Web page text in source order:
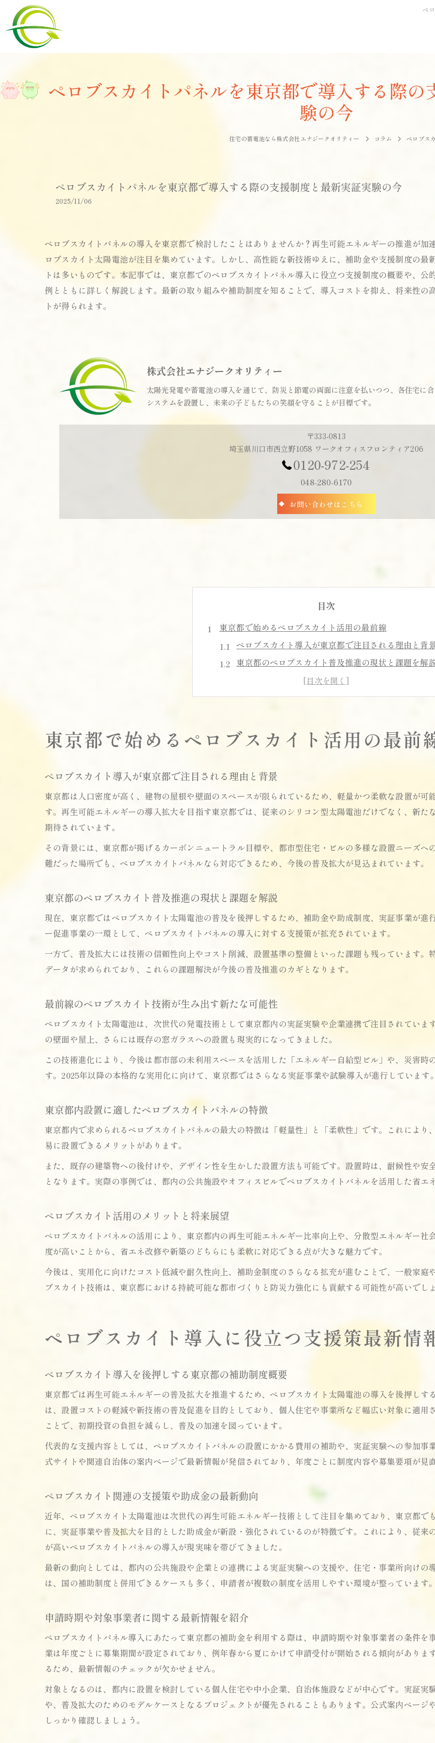
ペ
ペロブスカイトパネルを東京都で導入する際の
験の今
住宅の蓄電池なら株式会社エナジークオリティー コラム ペロブス
ペロブスカイトパネルを東京都で導入する際の支援制度と最新実証実験の今
2025/11/06
ペロブスカイトパネルの導入を東京都で検討したことはありませんか？再生可能エネルギーの推進が
ロブスカイト太陽電池が注目を集めています。しかし、高性能な新技術ゆえに、補助金や支援制度の
トは多いものです。本記事では、東京都でのペロブスカイトパネル導入に役立つ支援制度の概要や、
例とともに詳しく解説します。最新の取り組みや補助制度を知ることで、導入コストを抑え、将来性
トが得られます。
株式会社エナジークオリティー
太陽光発電や蓄電池の導入を通じて、防災と節電の両面に注意を払いつつ、各住宅に
システムを設置し、未来の子どもたちの笑顔を守ることが目標です。
〒333-0813
埼玉県川口市西立野1058 ワークオフィスフロンティア206
0120-972-254
048-280-6170
お問い合わせはこちら
目次
東京都で始めるペロブスカイト活用の最前線
ペロブスカイト導入が東京都で注目される理由と背
東京都のペロブスカイト普及推進の現状と課題を解
最前線のペロブスカイト技術が生み出す新たな可能
東京都内設置に適したペロブスカイトパネルの特徴
ペロブスカイト導入に役立つ支援策最新情報
ペロブスカイト導入を後押しする東京都の補助制度
申請時期や対象事業者に関する最新情報を紹介
ペロブスカイト支援策を活用するコツと注意点
都の支援策でペロブスカイト導入コストを抑える方
ペロブスカイトパネル選びで重視すべきポイント
補助金利用時のペロブスカイトパネル導入手順
東京都のペロブスカイト実証実験の現状と成果
実証実験で明らかになったペロブスカイトの実力
東京都のエネルギー革新を支える実証実験とは
ペロブスカイト実験の社会実装に向けた課題
普及拡大へ導くペロブスカイトの技術動向
ペロブスカイト普及を加速させる最新技術とは
インクジェット技術など新たな開発動向を解説
ペロブスカイトの耐久性と発電効率の進化
普及拡大へ向けたペロブスカイトの課題と対策
ペロブスカイト太陽電池が注目される理由
軽量性と設置自由度が生み出す新たな価値
東京都での導入が加速するペロブスカイトの魅力
東京都で始めるペロブスカイト活用の最前
ペロブスカイト導入が東京都で注目される理由と背景
東京都は人口密度が高く、建物の屋根や壁面のスペースが限られているため、軽量かつ柔軟な設置が
す。再生可能エネルギーの導入拡大を目指す東京都では、従来のシリコン型太陽電池だけでなく、新
期待されています。
その背景には、東京都が掲げるカーボンニュートラル目標や、都市型住宅・ビルの多様な設置ニーズ
難だった場所でも、ペロブスカイトパネルなら対応できるため、今後の普及拡大が見込まれています。
東京都のペロブスカイト普及推進の現状と課題を解説
現在、東京都ではペロブスカイト太陽電池の普及を後押しするため、補助金や助成制度、実証事業が
ー促進事業の一環として、ペロブスカイトパネルの導入に対する支援策が拡充されています。
一方で、普及拡大には技術の信頼性向上やコスト削減、設置基準の整備といった課題も残っています
データが求められており、これらの課題解決が今後の普及推進のカギとなります。
最前線のペロブスカイト技術が生み出す新たな可能性
ペロブスカイト太陽電池は、次世代の発電技術として東京都内の実証実験や企業連携で注目されてい
の壁面や屋上、さらには既存の窓ガラスへの設置も現実的になってきました。
この技術進化により、今後は都市部の未利用スペースを活用した「エネルギー自給型ビル」や、災害
す。2025年以降の本格的な実用化に向けて、東京都ではさらなる実証事業や試験導入が進行しています
東京都内設置に適したペロブスカイトパネルの特徴
東京都内で求められるペロブスカイトパネルの最大の特徴は「軽量性」と「柔軟性」です。これによ
易に設置できるメリットがあります。
また、既存の建築物への後付けや、デザイン性を生かした設置方法も可能です。設置時は、耐候性や
となります。実際の事例では、都内の公共施設やオフィスビルでペロブスカイトパネルを活用した省
ペロブスカイト活用のメリットと将来展望
ペロブスカイトパネルの活用により、東京都内の再生可能エネルギー比率向上や、分散型エネルギー
度が高いことから、省エネ改修や新築のどちらにも柔軟に対応できる点が大きな魅力です。
今後は、実用化に向けたコスト低減や耐久性向上、補助金制度のさらなる拡充が進むことで、一般家
ブスカイト技術は、東京都における持続可能な都市づくりと防災力強化にも貢献する可能性が高いでし
ペロブスカイト導入に役立つ支援策最新情
ペロブスカイト導入を後押しする東京都の補助制度概要
東京都では再生可能エネルギーの普及拡大を推進するため、ペロブスカイト太陽電池の導入を後押し
は、設置コストの軽減や新技術の普及促進を目的としており、個人住宅や事業所など幅広い対象に適
ことで、初期投資の負担を減らし、普及の加速を図っています。
代表的な支援内容としては、ペロブスカイトパネルの設置にかかる費用の補助や、実証実験への参加
式サイトや関連自治体の案内ページで最新情報が発信されており、年度ごとに制度内容や募集要項が見
ペロブスカイト関連の支援策や助成金の最新動向
近年、ペロブスカイト太陽電池は次世代の再生可能エネルギー技術として注目を集めており、東京都で
に、実証事業や普及拡大を目的とした助成金が新設・強化されているのが特徴です。これにより、従
が高いペロブスカイトパネルの導入が現実味を帯びてきました。
最新の動向としては、都内の公共施設や企業との連携による実証実験への支援や、住宅・事業所向け
は、国の補助制度と併用できるケースも多く、申請者が複数の制度を活用しやすい環境が整っています
申請時期や対象事業者に関する最新情報を紹介
ペロブスカイトパネル導入にあたって東京都の補助金を利用する際は、申請時期や対象事業者の条件
業は年度ごとに募集期間が設定されており、例年春から夏にかけて申請受付が開始される傾向があり
るため、最新情報のチェックが欠かせません。
対象となるのは、都内に設置を検討している個人住宅や中小企業、自治体施設などが中心です。実証実
や、普及拡大のためのモデルケースとなるプロジェクトが優先されることもあります。公式案内ペー
しっかり確認しましょう。